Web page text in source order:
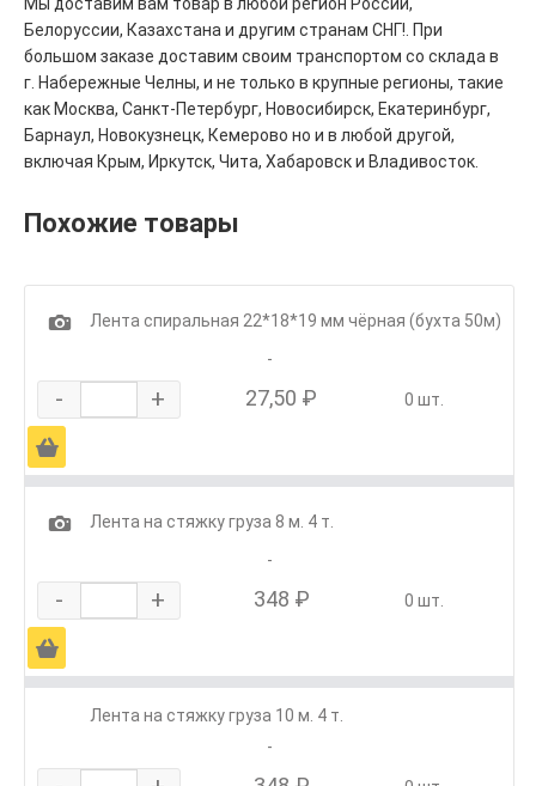
Белоруссии, Казахстана и другим странам СНГ!. При
большом заказе доставим своим транспортом со склада в
г. Набережные Челны, и не только в крупные регионы, такие
как Москва, Санкт-Петербург, Новосибирск, Екатеринбург,
Барнаул, Новокузнецк, Кемерово но и в любой другой,
включая Крым, Иркутск, Чита, Хабаровск и Владивосток.
Похожие товары
1
Лента спиральная 22*18*19 мм чёрная (бухта 50м)
-
- + 27,50 ₽ 0 шт.
Ä
1
Лента на стяжку груза 8 м. 4 т.
-
- + 348 ₽ 0 шт.
Ä
Лента на стяжку груза 10 м. 4 т.
-